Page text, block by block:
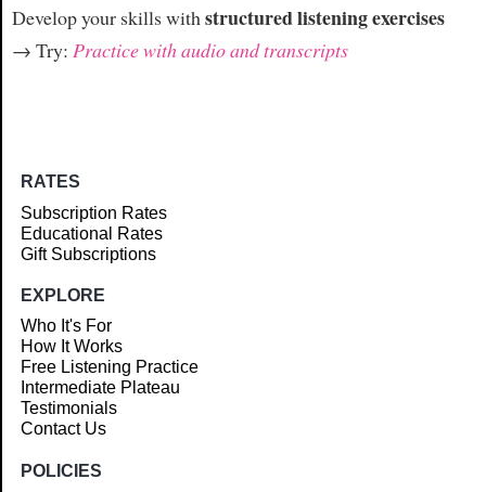
Develop your skills withstructured listening exercises
→ Try: Practice with audio and transcripts
RATES
Subscription Rates
Educational Rates
Gift Subscriptions
EXPLORE
Who It's For
How It Works
Free Listening Practice
Intermediate Plateau
Testimonials
Contact Us
POLICIES